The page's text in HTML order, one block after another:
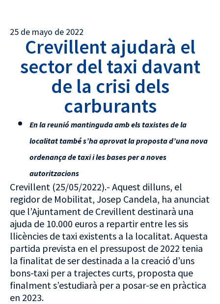
25 de mayo de 2022
Crevillent ajudarà el
sector del taxi davant
de la crisi dels
carburants
En la reunió mantinguda amb els taxistes de la
localitat també s’ha aprovat la proposta d’una nova
ordenança de taxi i les bases per a noves
autoritzacions
Crevillent (25/05/2022).- Aquest dilluns, el
regidor de Mobilitat, Josep Candela, ha anunciat
que l’Ajuntament de Crevillent destinarà una
ajuda de 10.000 euros a repartir entre les sis
llicències de taxi existents a la localitat. Aquesta
partida prevista en el pressupost de 2022 tenia
la finalitat de ser destinada a la creació d’uns
bons-taxi per a trajectes curts, proposta que
finalment s’estudiarà per a posar-se en pràctica
en 2023.